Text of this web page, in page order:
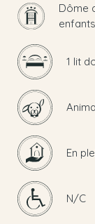
Dôme
1 lit
En
N/C